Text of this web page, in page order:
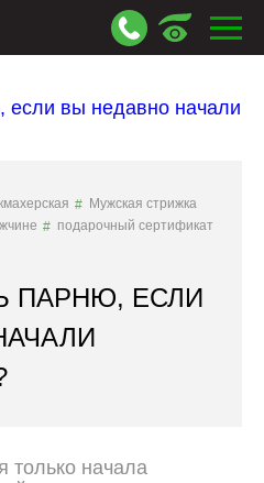
Мужская стрижка
подарочный сертификат
ПАРНЮ, ЕСЛИ
только начала